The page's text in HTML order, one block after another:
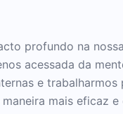
profundo na
acessada da
e
mais eficaz e